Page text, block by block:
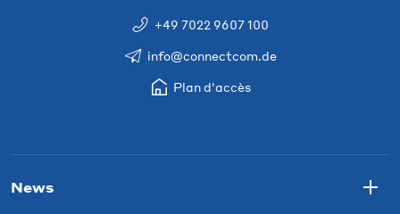
+49 7022 9607 100
info@connectcom.de
Plan d'accès
News